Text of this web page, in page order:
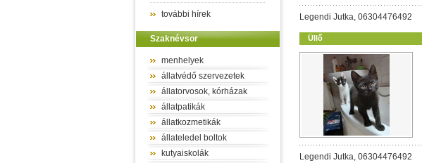
további hírek
Szaknévsor
menhelyek
állatvédő szervezetek
állatorvosok, kórházak
állatpatikák
állatkozmetikák
állateledel boltok
kutyaiskolák
Legendi Jutka, 06304476492
Üllő
Legendi Jutka, 06304476492